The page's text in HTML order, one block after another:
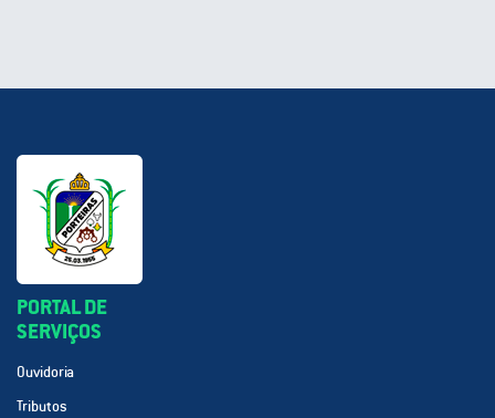
PORTAL DE
SERVIÇOS
Ouvidoria
Tributos